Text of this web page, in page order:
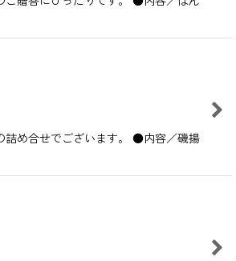
詰め合せでございます。 ●内容／磯揚